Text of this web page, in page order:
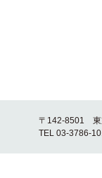
〒142-8501 東
TEL 03-3786-